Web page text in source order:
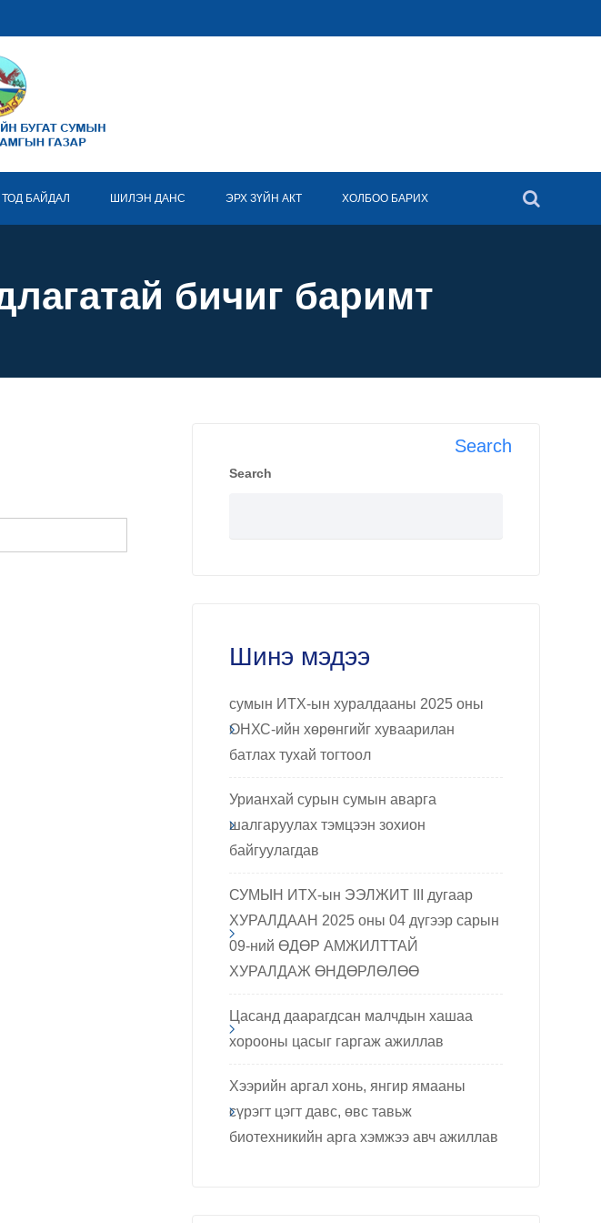
ТОД БАЙДАЛ ШИЛЭН ДАНС ЭРХ ЗҮЙН АКТ ХОЛБОО БАРИХ
бичиг баримт
Search
Search
Шинэ мэдээ
сумын ИТХ-ын хуралдааны 2025 оны
ОНХС-ийн хөрөнгийг хуваарилан
батлах тухай тогтоол
Урианхай сурын сумын аварга
шалгаруулах тэмцээн зохион
байгуулагдав
СУМЫН ИТХ-ын ЭЭЛЖИТ III дугаар
ХУРАЛДААН 2025 оны 04 дүгээр сарын
09-ний ӨДӨР АМЖИЛТТАЙ
ХУРАЛДАЖ ӨНДӨРЛӨЛӨӨ
Цасанд даарагдсан малчдын хашаа
хорооны цасыг гаргаж ажиллав
Хээрийн аргал хонь, янгир ямааны
сүрэгт цэгт давс, өвс тавьж
биотехникийн арга хэмжээ авч ажиллав